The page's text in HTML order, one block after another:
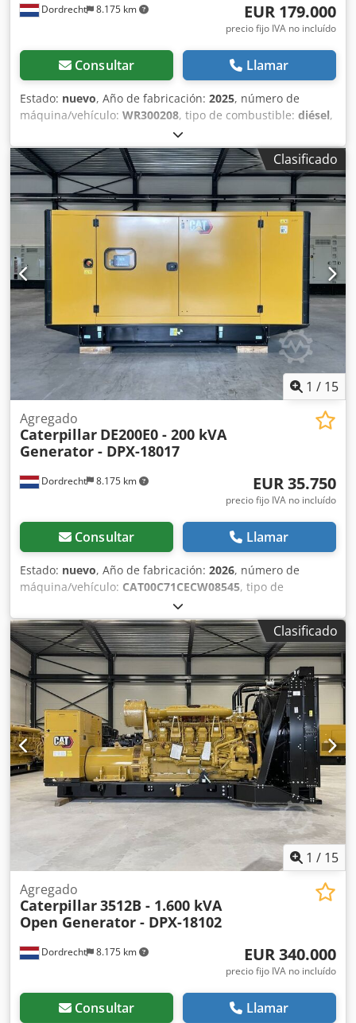
Dordrecht 8.175 km EUR 179.000
precio fijo IVA no incluído
Consultar Llamar
Estado: nuevo, Año de fabricación: 2025, número de
máquina/vehículo: WR300208, tipo de combustible: diésel,
1.000 kW (1.359,62 CV)
Caterpillar C32, Uso previsto: Construcción Peso en vacío:
6.985 kg Potencia del generador: 1.250 kVA Dcedpfxjxq Up
Eo Aqrek Dimensiones del espacio de carga: 464 x 168 x
216 cm Marcado CE: sí País de fabricación: EE. UU. Póngase
en contacto con el equipo de DPX para más información. =
Opciones y accesorios adicionales = - Panel de control
Clasificado
1 / 15
Dordrecht 8.175 km
Agregado
Caterpillar DE200E0 - 200 kVA
Generator - DPX-18017
EUR 35.750
precio fijo IVA no incluído
Consultar Llamar
Estado: nuevo, Año de fabricación: 2026, número de
máquina/vehículo: CAT00C71CECW08545, tipo de
, fabricante de motores:
C7.1, Uso previsto: Construcción Peso en vacío: 2.203 kg
Potencia del generador: 200 kVA Dimensiones del
compartimento de carga: 352 x 133 x 181 cm Marcado CE:
sí Capacidad del depósito de agua: 418 l País de
fabricación: Reino Unido Contacte con el equipo DPX para
obtener más información. = Otras opciones y accesorios = -
Batería - Cuadro de mando - Techo de acero
Dcsdpfjwvdxpsx Aqrok - Cisterna
Clasificado
1 / 15
Dordrecht 8.175 km
Agregado
Caterpillar3512B - 1.600 kVA
Open Generator - DPX-18102
EUR 340.000
precio fijo IVA no incluído
Consultar Llamar